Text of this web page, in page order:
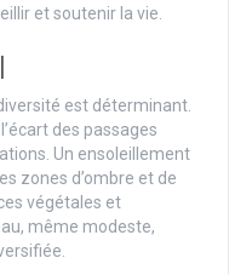
et soutenir la vie.
est déterminant.
des passages
Un ensoleillement
zones d’ombre et de
végétales et
même modeste,